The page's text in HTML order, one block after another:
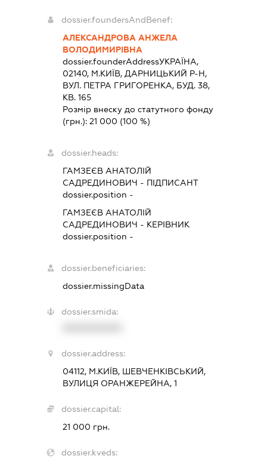
dossier.foundersAndBenef:
АЛЕКСАНДРОВА АНЖЕЛА
ВОЛОДИМИРІВНА
dossier.founderAddressУКРАЇНА,
02140, М.КИЇВ, ДАРНИЦЬКИЙ Р-Н,
ВУЛ. ПЕТРА ГРИГОРЕНКА, БУД. 38,
КВ. 165
Розмір внеску до статутного фонду
(грн.):21 000 (100 %)
dossier.heads:
ГАМЗЕЄВ АНАТОЛІЙ
САДРЕДИНОВИЧ - ПІДПИСАНТ
dossier.position -
ГАМЗЕЄВ АНАТОЛІЙ
САДРЕДИНОВИЧ - КЕРІВНИК
dossier.position -
dossier.beneficiaries:
dossier.missingData
dossier.smida:
dossier.address:
04112, М.КИЇВ, ШЕВЧЕНКІВСЬКИЙ,
ВУЛИЦЯ ОРАНЖЕРЕЙНА, 1
dossier.capital:
21 000 грн.
dossier.kveds: